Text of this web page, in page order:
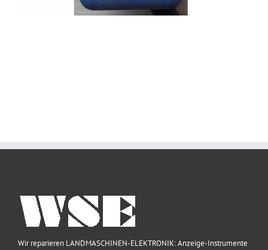
Wir reparieren LANDMASCHINEN-ELEKTRONIK: Anzeige-Instrumente